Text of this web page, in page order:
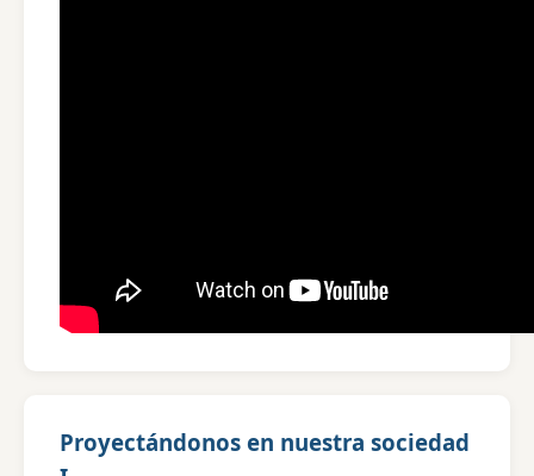
Proyectándonos en nuestra sociedad